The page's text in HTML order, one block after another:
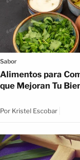
Sabor
Alimentos para
que Mejoran Tu
Por Kristel Escobar